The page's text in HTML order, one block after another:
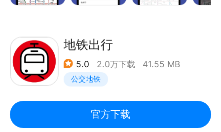
【产品特色】
1、新版数据：今年新版地铁线路图和站点数据。
2、换乘方案：设置起点和终点，查看换乘方案。
3、附近站点：一键定位当前位置并显示距离附近站
4、数据全面：支持包括香港澳门在内的国内50多座城
市。
地铁出行
5.0 2.0万下载 41.55 MB
公交地铁
官方下载